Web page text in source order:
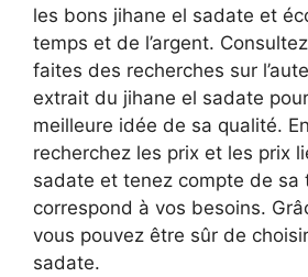
les bons jihane el sadate et
temps et de l’argent.
faites des recherches sur
extrait du jihane el sadate
meilleure idée de sa qualité.
recherchez les prix et les prix
sadate et tenez compte de sa
correspond à vos besoins.
vous pouvez être sûr de
sadate.